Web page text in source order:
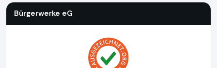
Bürgerwerke eG